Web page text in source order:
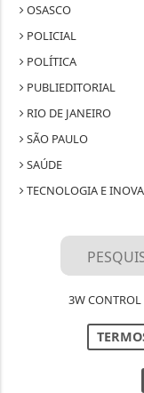
OSASCO
POLICIAL
POLÍTICA
PUBLIEDITORIAL
RIO DE JANEIRO
SÃO PAULO
SAÚDE
TECNOLOGIA E
3W CONTROL